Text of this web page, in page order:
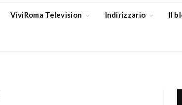
ViviRoma Television Indirizzario Il